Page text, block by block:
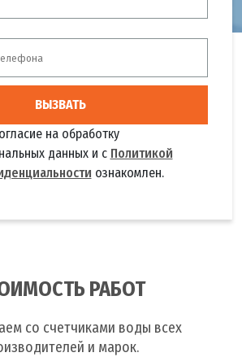
ВЫЗВАТЬ
на обработку
данных и с Политикой
ознакомлен.
РАБОТ
со счетчиками воды всех
и марок.